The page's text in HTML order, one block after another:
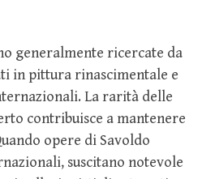
generalmente ricercate da
in pittura rinascimentale e
La rarità delle
contribuisce a mantenere
opere di Savoldo
suscitano notevole